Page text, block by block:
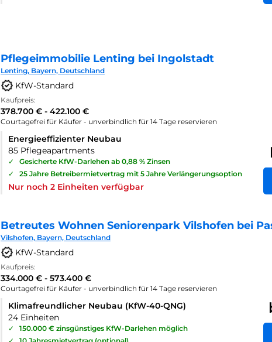
Pflegeimmobilie Lenting bei Ingolstadt
Lenting, Bayern, Deutschland
KfW-Standard
Kaufpreis:
378.700 € - 422.100 €
Courtagefrei für Käufer - unverbindlich für 14 Tage reservieren
Energieeffizienter Neubau
85 Pflegeapartments
✓
Gesicherte KfW-Darlehen ab 0,88 % Zinsen
✓
25 Jahre Betreibermietvertrag mit 5 Jahre Verlängerungsoption
Nur noch 2 Einheiten verfügbar
Betreutes Wohnen Seniorenpark Vilshofen bei
Vilshofen, Bayern, Deutschland
KfW-Standard
Kaufpreis:
334.000 € - 573.400 €
Courtagefrei für Käufer - unverbindlich für 14 Tage reservieren
Klimafreundlicher Neubau (KfW-40-QNG)
24 Einheiten
✓
150.000 € zinsgünstiges KfW-Darlehen möglich